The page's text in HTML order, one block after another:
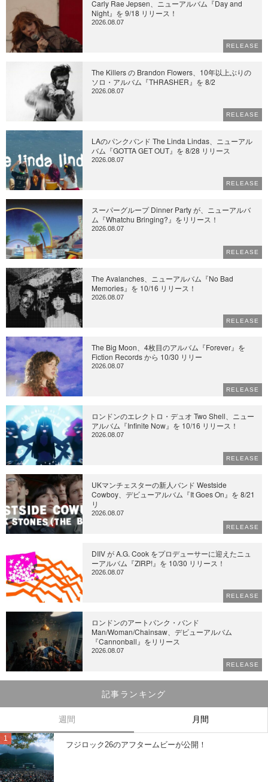
Carly Rae Jepsen、ニューアルバム『Day and
Night』を 9/18 リリース！
2026.08.07
RELEASE
The Killers の Brandon Flowers、10年以上ぶりの
ソロ・アルバム『THRASHER』を 8/2
2026.08.07
RELEASE
LAのパンクバンド The Linda Lindas、ニューアル
バム『GOTTA GET OUT』を 8/28 リリース
2026.08.07
RELEASE
スーパーグループ Dinner Party が、ニューアルバ
ム『Whatchu Bringing?』をリリース！
2026.08.07
RELEASE
The Avalanches、ニューアルバム『No Bad
Memories』を 10/16 リリース！
2026.08.07
RELEASE
The Big Moon、4枚目のアルバム『Forever』を
Fiction Records から 10/30 リリー
2026.08.07
RELEASE
ロンドンのエレクトロ・デュオ Two Shell、ニュー
アルバム『Infinite Now』を 10/16 リリース！
2026.08.07
RELEASE
UKマンチェスターの新人バンド Westside
Cowboy、デビューアルバム『It Goes On』を 8/21
リ
2026.08.07
RELEASE
DIIV が A.G. Cook をプロデューサーに迎えたニュ
ーアルバム『ZIRP!』を 10/30 リリース！
2026.08.07
RELEASE
ロンドンのアートパンク・バンド
Man/Woman/Chainsaw、デビューアルバム
『Cannonball』をリリース
2026.08.07
RELEASE
記事ランキング
週間 月間
フジロック26のアフタームビーが公開！